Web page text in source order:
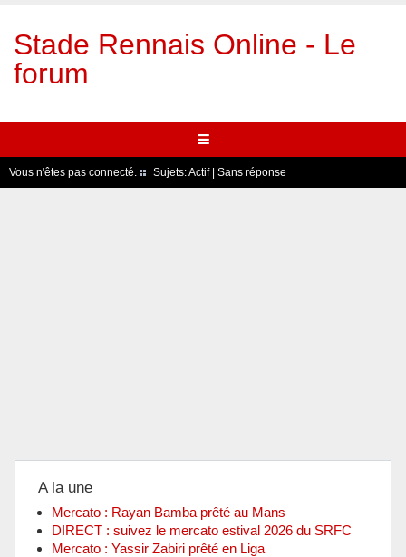
Stade Rennais Online - Le
forum
Vous n'êtes pas connecté. Sujets:Actif| Sans réponse
A la une
Mercato : Rayan Bamba prêté au Mans
DIRECT : suivez le mercato estival 2026 du SRFC
Mercato : Yassir Zabiri prêté en Liga